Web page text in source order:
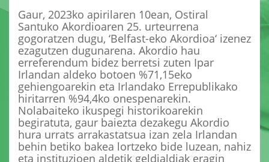
Gaur, 2023ko apirilaren 10ean, Ostiral
Santuko Akordioaren 25. urteurrena
gogoratzen dugu, ‘Belfast-eko Akordioa‘ izenez
ezagutzen dugunarena. Akordio hau
erreferendum bidez berretsi zuten Ipar
Irlandan aldeko botoen %71,15eko
gehiengoarekin eta Irlandako Errepublikako
hiritarren %94,4ko onespenarekin.
Nolabaiteko ikuspegi historikoarekin
begiratuta, gaur baiezta dezakegu Akordio
hura urrats arrakastatsua izan zela Irlandan
behin betiko bakea lortzeko bide luzean, nahiz
eta instituzioen aldetik geldialdiak eragin